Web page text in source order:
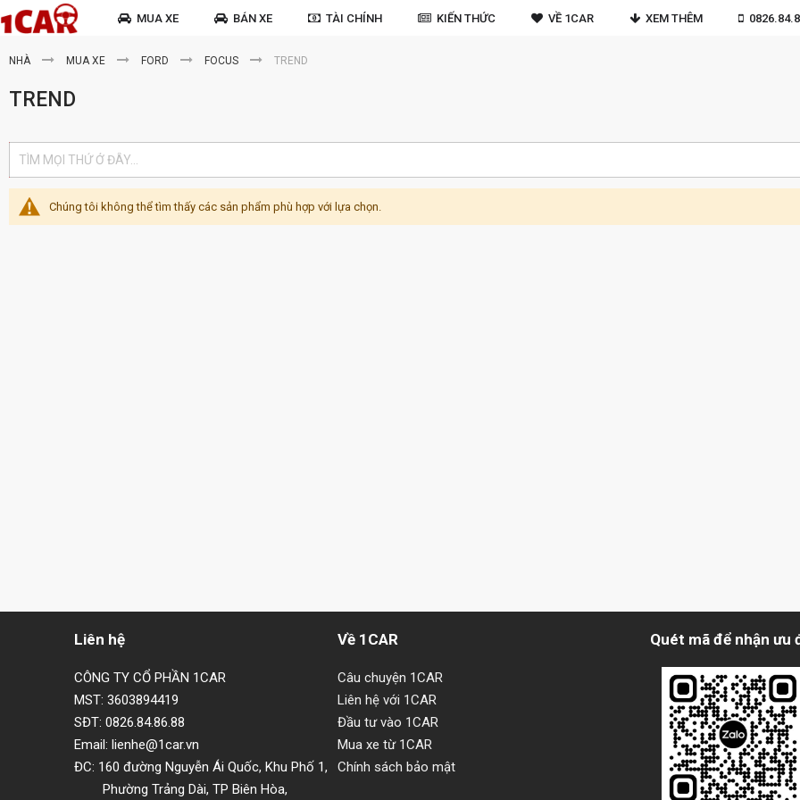
MUA XE BÁN XE TÀI CHÍNH KIẾN THỨC VỀ 1CAR XEM THÊM
NHÀ MUA XE FORD FOCUS TREND
TREND
Chúng tôi không thể tìm thấy các sản phẩm phù hợp với lựa chọn.
Liên hệ
CÔNG TY CỔ PHẦN 1CAR
MST: 3603894419
SĐT: 0826.84.86.88
Email: lienhe@1car.vn
ĐC: 160 đường Nguyễn Ái Quốc, Khu Phố 1,
Phường Trảng Dài, TP Biên Hòa,
Về 1CAR
Câu chuyện 1CAR
Liên hệ với 1CAR
Đầu tư vào 1CAR
Mua xe từ 1CAR
Chính sách bảo mật
Quét mã để nhận ưu